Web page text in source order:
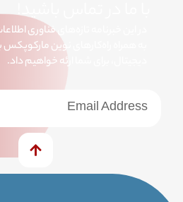
با ما در تماس باشید!
در این خبرنامه تازه‌های فناوری
به همراه راه‌کارهای نوین
دیجیتال، برای شما ارئه خواهیم داد.
خبرنامه